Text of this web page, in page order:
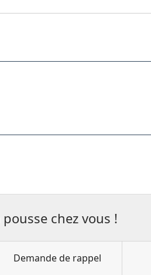
chez vous !
Demande de rappel